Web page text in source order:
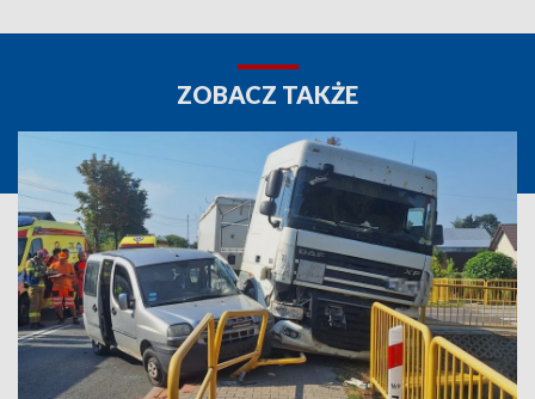
ZOBACZ TAKŻE